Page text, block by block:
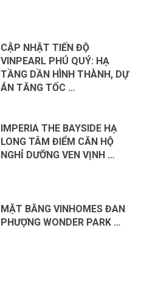
CẬP NHẬT TIẾN ĐỘ
VINPEARL PHÚ QUÝ: HẠ
TẦNG DẦN HÌNH THÀNH, DỰ
ÁN TĂNG TỐC …
IMPERIA THE BAYSIDE HẠ
LONG TÂM ĐIỂM CĂN HỘ
NGHỈ DƯỠNG VEN VỊNH …
MẶT BẰNG VINHOMES ĐAN
PHƯỢNG WONDER PARK …